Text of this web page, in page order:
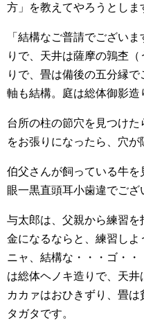
方」を教えてやろうとしま
「結構なご普請でござい
りで、天井は薩摩の鶉杢
りで、畳は備後の五分縁
軸も結構。庭は総体御影造
台所の柱の節穴を見つけ
をお張りになったら、穴が
伯父さんが飼っている牛
眼一黒直頭耳小歯違でござ
与太郎は、父親から練習
金になるならと、練習し
ニャ、結構な・・・ゴ・
は総体ヘノキ造りで、天
カカァはおひきずり、畳
タガタです。